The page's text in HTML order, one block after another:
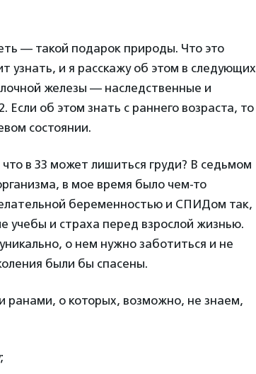
— такой подарок природы. Что это
узнать, и я расскажу об этом в следующих
железы — наследственные и
Если об этом знать с раннего возраста, то
состоянии.
в 33 может лишиться груди? В седьмом
в мое время было чем-то
беременностью и СПИДом так,
учебы и страха перед взрослой жизнью.
о нем нужно заботиться и не
были бы спасены.
ранами, о которых, возможно, не знаем,